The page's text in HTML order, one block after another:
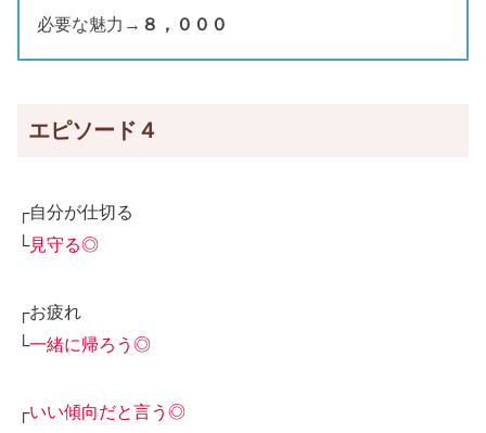
必要な魅力→ ８，０００
エピソード４
┌自分が仕切る
└見守る◎
┌お疲れ
└一緒に帰ろう◎
┌いい傾向だと言う◎